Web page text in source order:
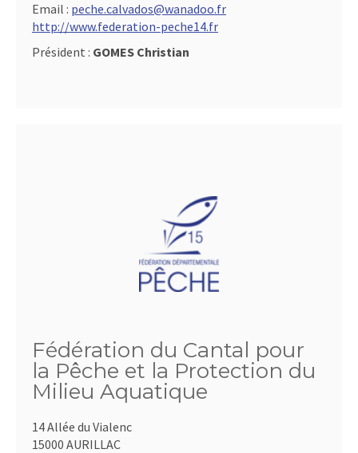
Email : peche.calvados@wanadoo.fr
http://www.federation-peche14.fr
Président : GOMES Christian
Fédération du Cantal pour
la Pêche et la Protection du
Milieu Aquatique
14 Allée du Vialenc
15000 AURILLAC